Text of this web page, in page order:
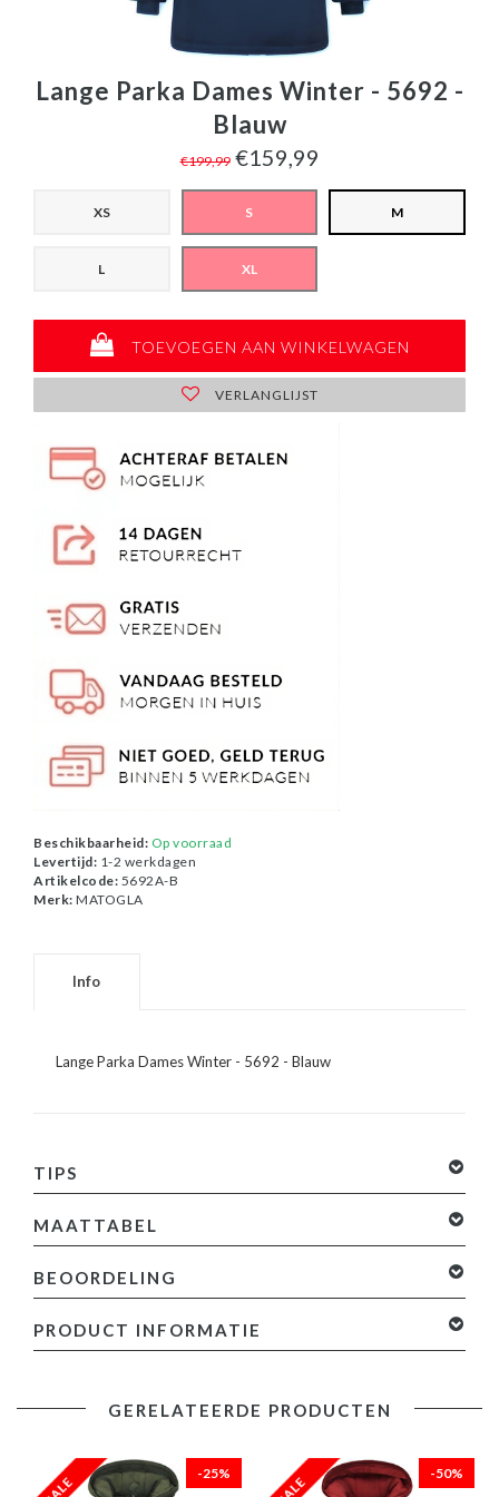
Lange Parka Dames Winter - 5692 -
Blauw
€199,99 €159,99
XS S M
L XL
TOEVOEGEN AAN WINKELWAGEN
VERLANGLIJST
Beschikbaarheid: Op voorraad
Levertijd: 1-2 werkdagen
Artikelcode: 5692A-B
Merk: MATOGLA
Info
Lange Parka Dames Winter - 5692 - Blauw
TIPS
MAATTABEL
BEOORDELING
toevoegen
PRODUCT INFORMATIE
- Lange Parka Dames Winter
- Pasvorm: Normaal
GERELATEERDE PRODUCTEN
-25% -50%